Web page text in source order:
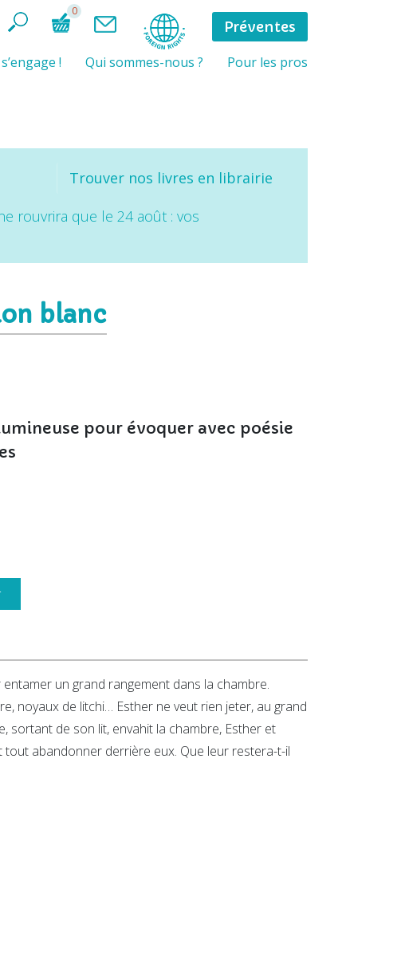
! Qui sommes-nous ? Pour les pros
0
Préventes
Trouver nos livres en librairie
rouvrira que le 24 août : vos
blanc
pour évoquer avec poésie
un grand rangement dans la chambre.
noyaux de litchi… Esther ne veut rien jeter, au grand
sortant de son lit, envahit la chambre, Esther et
abandonner derrière eux. Que leur restera-t-il